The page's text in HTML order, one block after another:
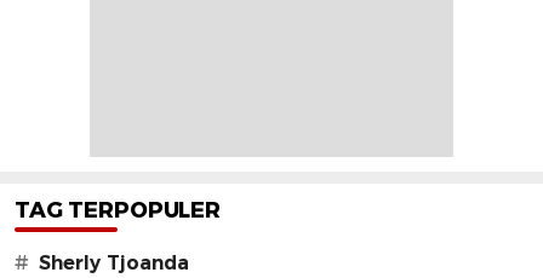
TAG TERPOPULER
# Sherly Tjoanda